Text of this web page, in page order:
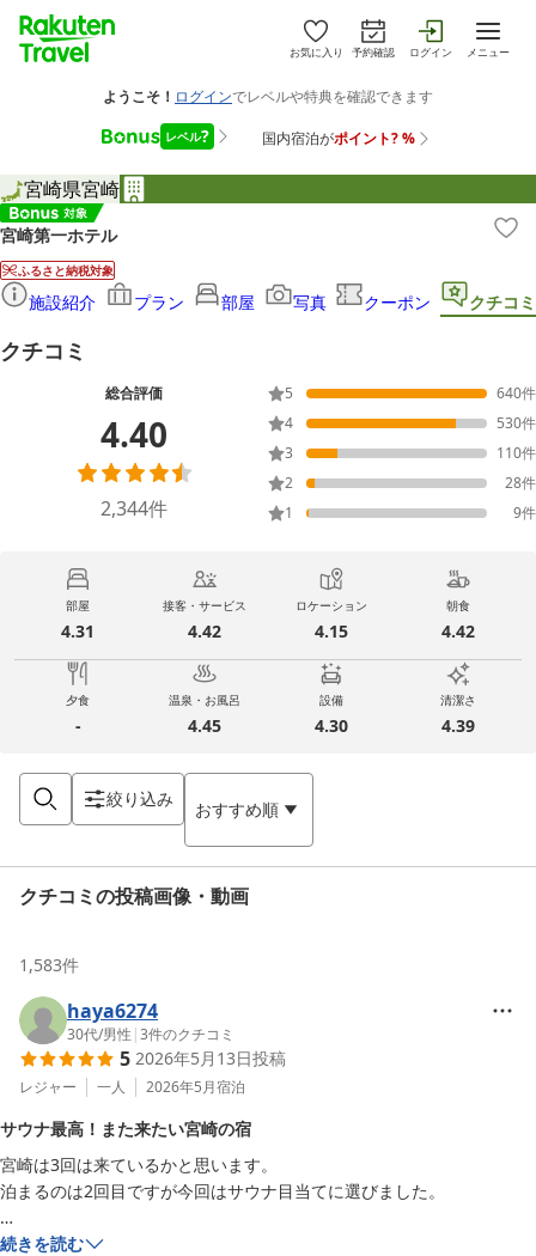
お気に入り 予約確認 ログイン メニュー
宮崎県宮崎
宮崎第一ホテル
ふるさと納税対象
施設紹介 プラン 部屋 写真 クーポン クチコミ
クチコミ
総合評価
4.40
2,344件
5 640件
4
530件
3
110件
2
28件
1
9件
部屋
4.31
接客・サービス
4.42
ロケーション
4.15
朝食
4.42
夕食
-
温泉・お風呂
4.45
設備
4.30
清潔さ
4.39
絞り込み おすすめ順
クチコミの投稿画像・動画
1,583件
haya6274
30代/男性 |3件のクチコミ
5 2026年5月13日投稿
レジャー 一人 2026年5月宿泊
サウナ最高！また来たい宮崎の宿
宮崎は3回は来ているかと思います。
泊まるのは2回目ですが今回はサウナ目当てに選びました。
スタッフの方も元気があって接客も素晴らしいです!
続きを読む